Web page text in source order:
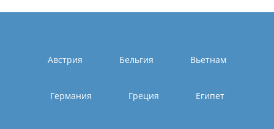
Австрия Бельгия Вьетнам
Германия Греция Египет